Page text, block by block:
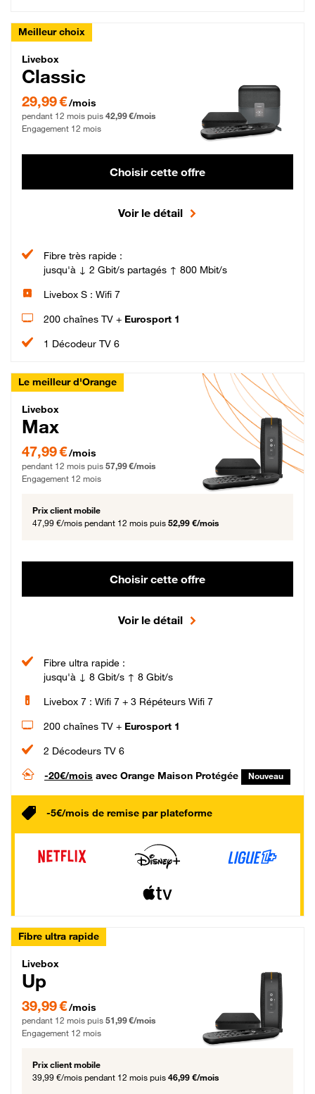
Meilleur choix
Livebox Classic Fibre
Livebox
Classic
29,99 € par mois pendant 12 mois puis 42,99 € par mois, Engagement 12 mois
29,99 €/mois
pendant 12 mois puis 42,99 €/mois
Engagement 12 mois
Choisir cette offre
Voir le détail
Fibre très rapide :
jusqu'à ↓ 2 Gbit/s partagés ↑ 800 Mbit/s
Livebox S : Wifi 7
200 chaînes TV + Eurosport 1
1 Décodeur TV 6
Le meilleur d'Orange
Livebox Max Fibre
Livebox
Max
47,99 € par mois pendant 12 mois puis 57,99 € par mois, Engagement 12 mois
47,99 €/mois
pendant 12 mois puis 57,99 €/mois
Engagement 12 mois
Prix client mobile
47,99 €/mois pendant 12 mois puis 52,99 €/mois
Choisir cette offre
Voir le détail
Fibre ultra rapide :
jusqu'à ↓ 8 Gbit/s ↑ 8 Gbit/s
Livebox 7 : Wifi 7 + 3 Répéteurs Wifi 7
200 chaînes TV + Eurosport 1
2 Décodeurs TV 6
-20€/mois avec Orange Maison Protégée Nouveau
-5€/mois de remise par plateforme
Fibre ultra rapide
Livebox Up Fibre
Livebox
Up
39,99 € par mois pendant 12 mois puis 51,99 € par mois, Engagement 12 mois
39,99 €/mois
pendant 12 mois puis 51,99 €/mois
Engagement 12 mois
Prix client mobile
39,99 €/mois pendant 12 mois puis 46,99 €/mois